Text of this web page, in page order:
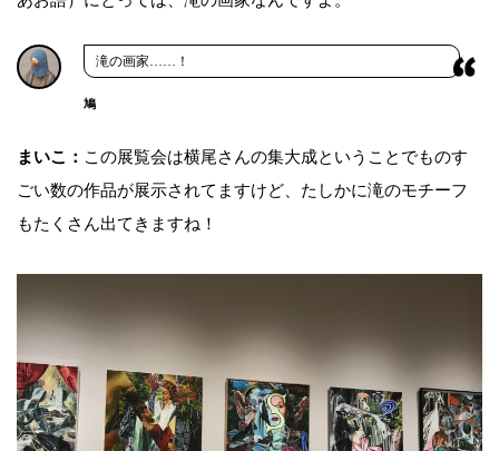
滝の画家……！
鳩
まいこ： この展覧会は横尾さんの集大成ということでものす
ごい数の作品が展示されてますけど、たしかに滝のモチーフ
もたくさん出てきますね！